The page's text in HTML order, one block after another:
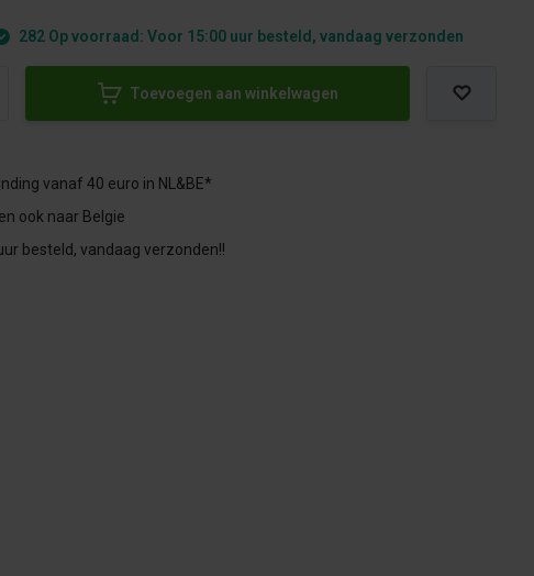
282 Op voorraad: Voor 15:00 uur besteld, vandaag verzonden
Toevoegen aan winkelwagen
vanaf 40 euro in NL&BE*
ook naar Belgie
besteld, vandaag verzonden!!